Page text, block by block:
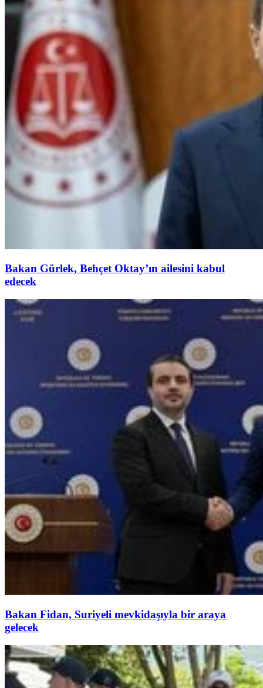
Bakan Gürlek, Behçet Oktay’ın ailesini kabul
edecek
Bakan Fidan, Suriyeli mevkidaşıyla bir araya
gelecek